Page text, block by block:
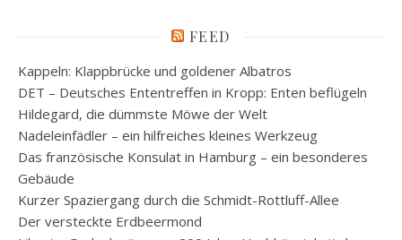
FEED
Kappeln: Klappbrücke und goldener Albatros
DET – Deutsches Ententreffen in Kropp: Enten beflügeln
Hildegard, die dümmste Möwe der Welt
Nadeleinfädler – ein hilfreiches kleines Werkzeug
Das französische Konsulat in Hamburg – ein besonderes
Gebäude
Kurzer Spaziergang durch die Schmidt-Rottluff-Allee
Der versteckte Erdbeermond